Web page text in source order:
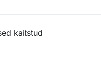
kaitstud